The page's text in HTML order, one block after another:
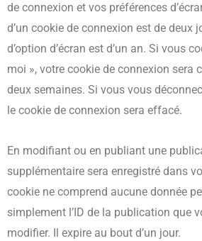
de connexion et vos préférences
d’un cookie de connexion est de deux
d’option d’écran est d’un an. Si vous
moi », votre cookie de connexion sera
deux semaines. Si vous vous
le cookie de connexion sera effacé.
En modifiant ou en publiant une
supplémentaire sera enregistré dans
cookie ne comprend aucune donnée
simplement l’ID de la publication que
modifier. Il expire au bout d’un jour.